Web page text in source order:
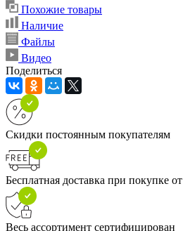
Похожие товары
Наличие
Файлы
Видео
Поделиться
Скидки постоянным покупателям
Бесплатная доставка при покупке
Весь ассортимент сертифицирован